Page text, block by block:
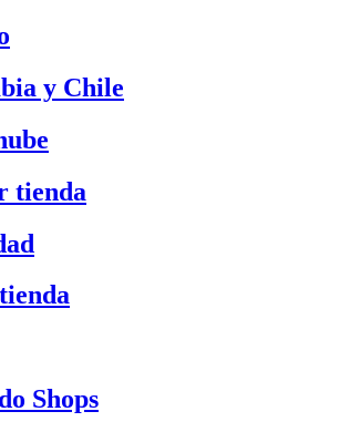
y Chile
tienda
Shops